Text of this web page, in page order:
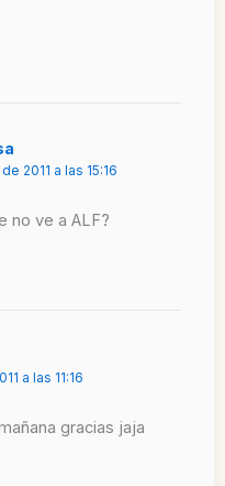
2011 a las 15:16
no ve a ALF?
a las 11:16
gracias jaja